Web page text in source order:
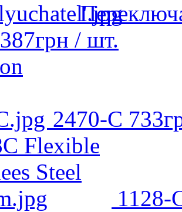
387грн / шт.
2470-С 733
1128-